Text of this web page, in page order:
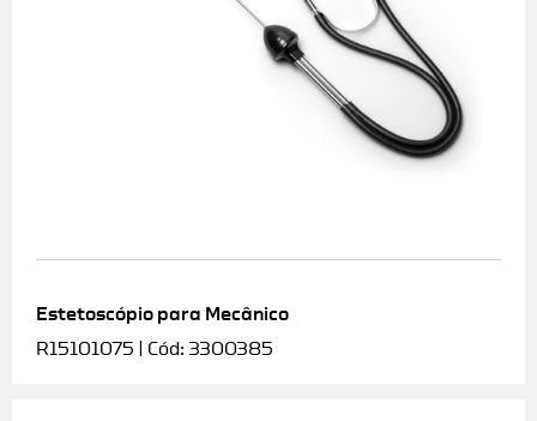
Estetoscópio para Mecânico
R15101075 | Cód: 3300385